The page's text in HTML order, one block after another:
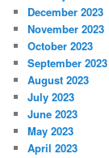
December 2023
November 2023
October 2023
September 2023
August 2023
July 2023
June 2023
May 2023
April 2023